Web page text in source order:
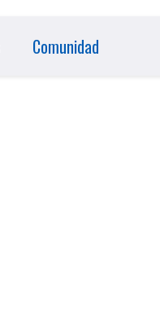
Comunidad